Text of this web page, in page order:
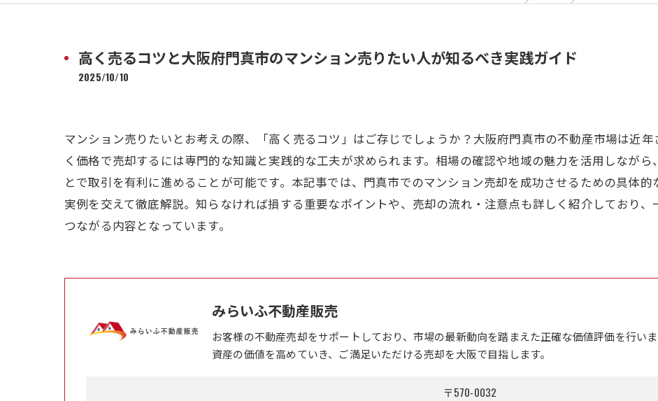
高く売るコツと大阪府門真市のマンション売りたい人が知るべき実践ガイド
2025/10/10
マンション売りたいとお考えの際、「高く売るコツ」はご存じでしょうか？大阪府門真市の不動産市場は近
く価格で売却するには専門的な知識と実践的な工夫が求められます。相場の確認や地域の魅力を活用しなが
とで取引を有利に進めることが可能です。本記事では、門真市でのマンション売却を成功させるための具体
実例を交えて徹底解説。知らなければ損する重要なポイントや、売却の流れ・注意点も詳しく紹介しており
つながる内容となっています。
みらいふ不動産販売
お客様の不動産売却をサポートしており、市場の最新動向を踏まえた正確な価値評価を行い
資産の価値を高めていき、ご満足いただける売却を大阪で目指します。
〒570-0032